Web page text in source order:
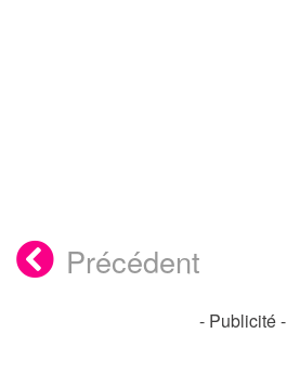
Précédent
- Publicité -